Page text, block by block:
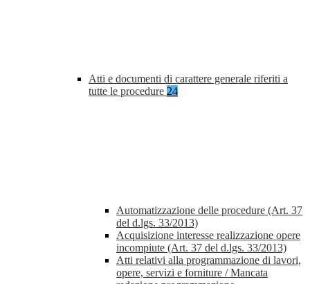
Atti e documenti di carattere generale riferiti a
tutte le procedure 24
Automatizzazione delle procedure (Art. 37
del d.lgs. 33/2013)
Acquisizione interesse realizzazione opere
incompiute (Art. 37 del d.lgs. 33/2013)
Atti relativi alla programmazione di lavori,
opere, servizi e forniture / Mancata